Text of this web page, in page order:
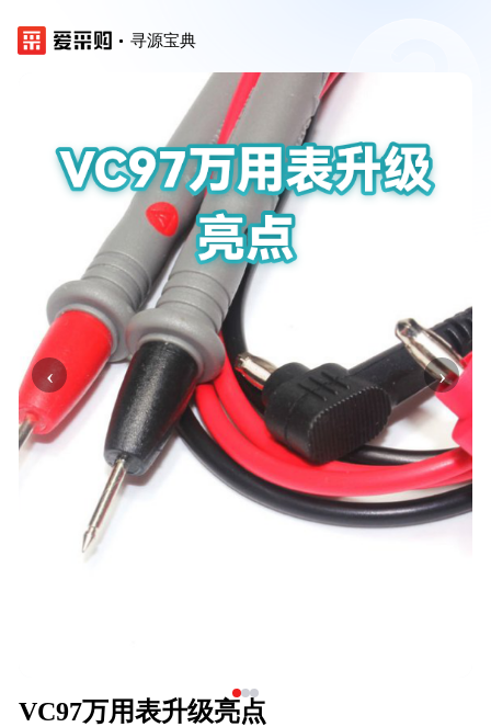
寻源宝典
‹ ›
VC97万用表升级亮点